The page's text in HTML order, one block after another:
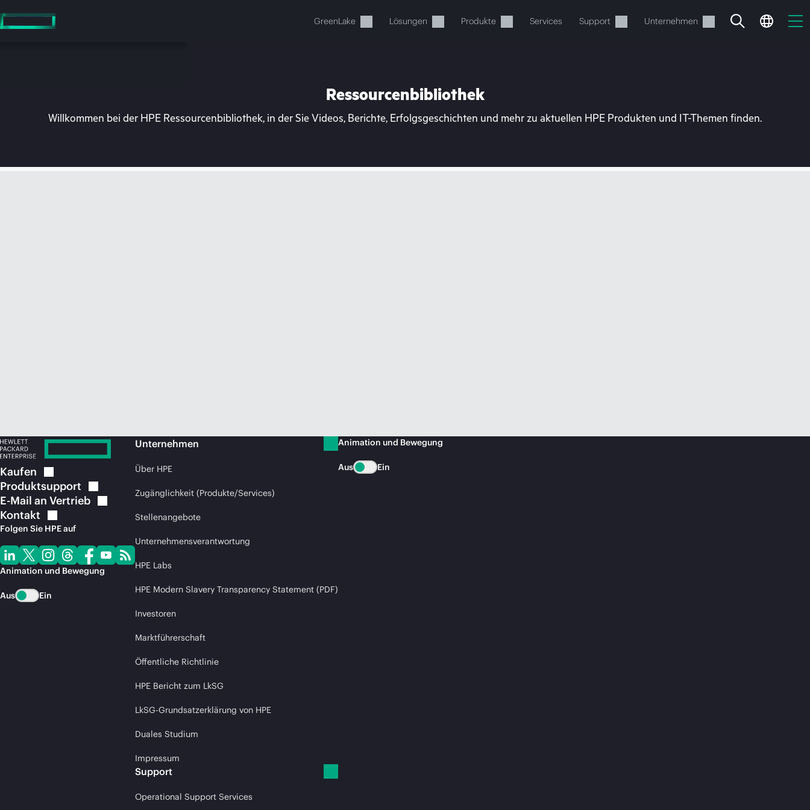
Hauptinhalt
wechseln
GreenLake Lösungen Produkte Services Support Unternehmen
Ihr Warenkorb ist aktuell leer
Ressourcenbibliothek
Willkommen bei der HPE Ressourcenbibliothek, in der Sie Videos, Berichte, Erfolgsgeschichten und mehr zu aktuellen HPE Produkten und IT-Themen finden.
Kaufen
Produktsupport
E-Mail an Vertrieb
Kontakt
Folgen Sie HPE auf
Animation und Bewegung
Aus Ein
Unternehmen
Über HPE
Zugänglichkeit (Produkte/Services)
Stellenangebote
Unternehmensverantwortung
HPE Labs
HPE Modern Slavery Transparency Statement (PDF)
Investoren
Marktführerschaft
Öffentliche Richtlinie
HPE Bericht zum LkSG
LkSG-Grundsatzerklärung von HPE
Duales Studium
Impressum
Support
Operational Support Services
Animation und Bewegung
Aus Ein